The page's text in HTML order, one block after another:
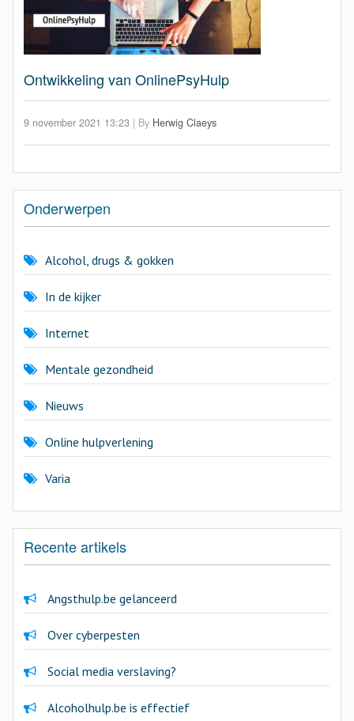
Ontwikkeling van OnlinePsyHulp
9 november 2021 13:23 | By Herwig Claeys
Onderwerpen
Alcohol, drugs & gokken
In de kijker
Internet
Mentale gezondheid
Nieuws
Online hulpverlening
Varia
Recente artikels
Angsthulp.be gelanceerd
Over cyberpesten
Social media verslaving?
Alcoholhulp.be is effectief